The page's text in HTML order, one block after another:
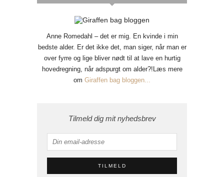
Anne Romedahl – det er mig. En kvinde i min
bedste alder. Er det ikke det, man siger, når man er
over fyrre og lige bliver nødt til at lave en hurtig
hovedregning, når adspurgt om alder?!Læs mere
om Giraffen bag bloggen...
Tilmeld dig mit nyhedsbrev